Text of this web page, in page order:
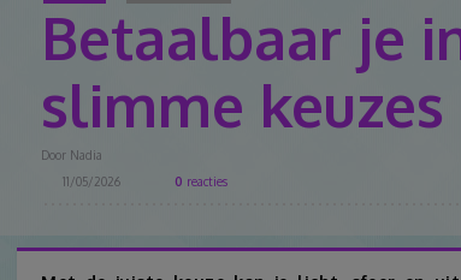
Betaalbaar je
slimme
Door Nadia
11/05/2026
0 reacties